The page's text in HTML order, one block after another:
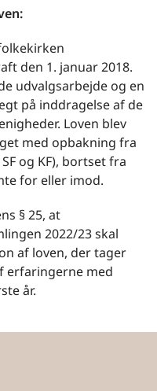
den 1. januar 2018.
udvalgsarbejde og en
på inddragelse af de
Loven blev
med opbakning fra
SF og KF), bortset fra
for eller imod.
§ 25, at
2022/23 skal
af loven, der tager
erfaringerne med
år.